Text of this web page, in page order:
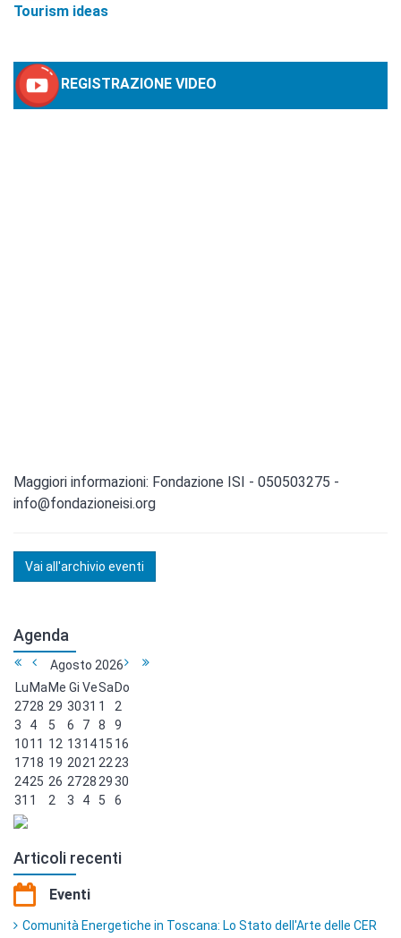
Tourism ideas
REGISTRAZIONE VIDEO
Maggiori informazioni: Fondazione ISI - 050503275 -
info@fondazioneisi.org
Vai all'archivio eventi
Agenda
Agosto 2026
Lu Ma Me Gi VeSa Do
2728 29 3031 1
2
3
4 5 6 7 8
9
1011 12 131415 16
1718 19 2021 22 23
2425 26 2728 2930
31 1 2 3 4 5 6
Articoli recenti
Eventi
Comunità Energetiche in Toscana: Lo Stato dell'Arte delle CER